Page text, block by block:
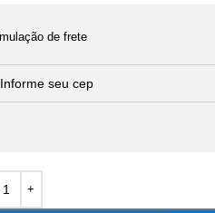
de frete